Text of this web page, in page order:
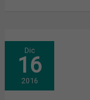
Dic
16
2016
ÚLTIMOS
DÍAS
DE
LA
CAMPAÑA
'TÓMATE
EL